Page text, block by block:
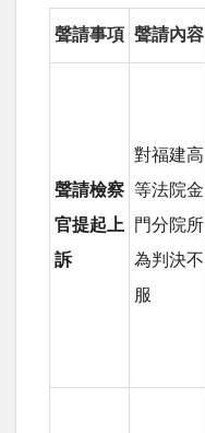
聲請事項 聲請內容
聲請檢察
官提起上
訴
對福建高
等法院金
門分院所
為判決不
服